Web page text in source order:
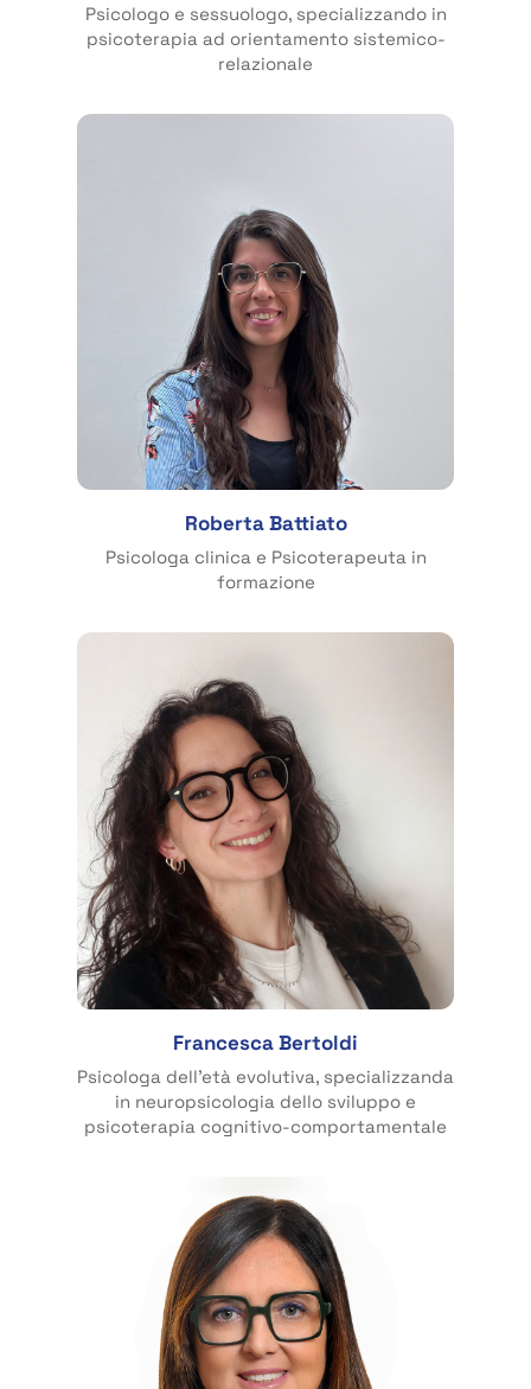
Psicologo e sessuologo, specializzando in
psicoterapia ad orientamento sistemico-
relazionale
Roberta Battiato
Psicologa clinica e Psicoterapeuta in
formazione
Francesca Bertoldi
Psicologa dell’età evolutiva, specializzanda
in neuropsicologia dello sviluppo e
psicoterapia cognitivo-comportamentale